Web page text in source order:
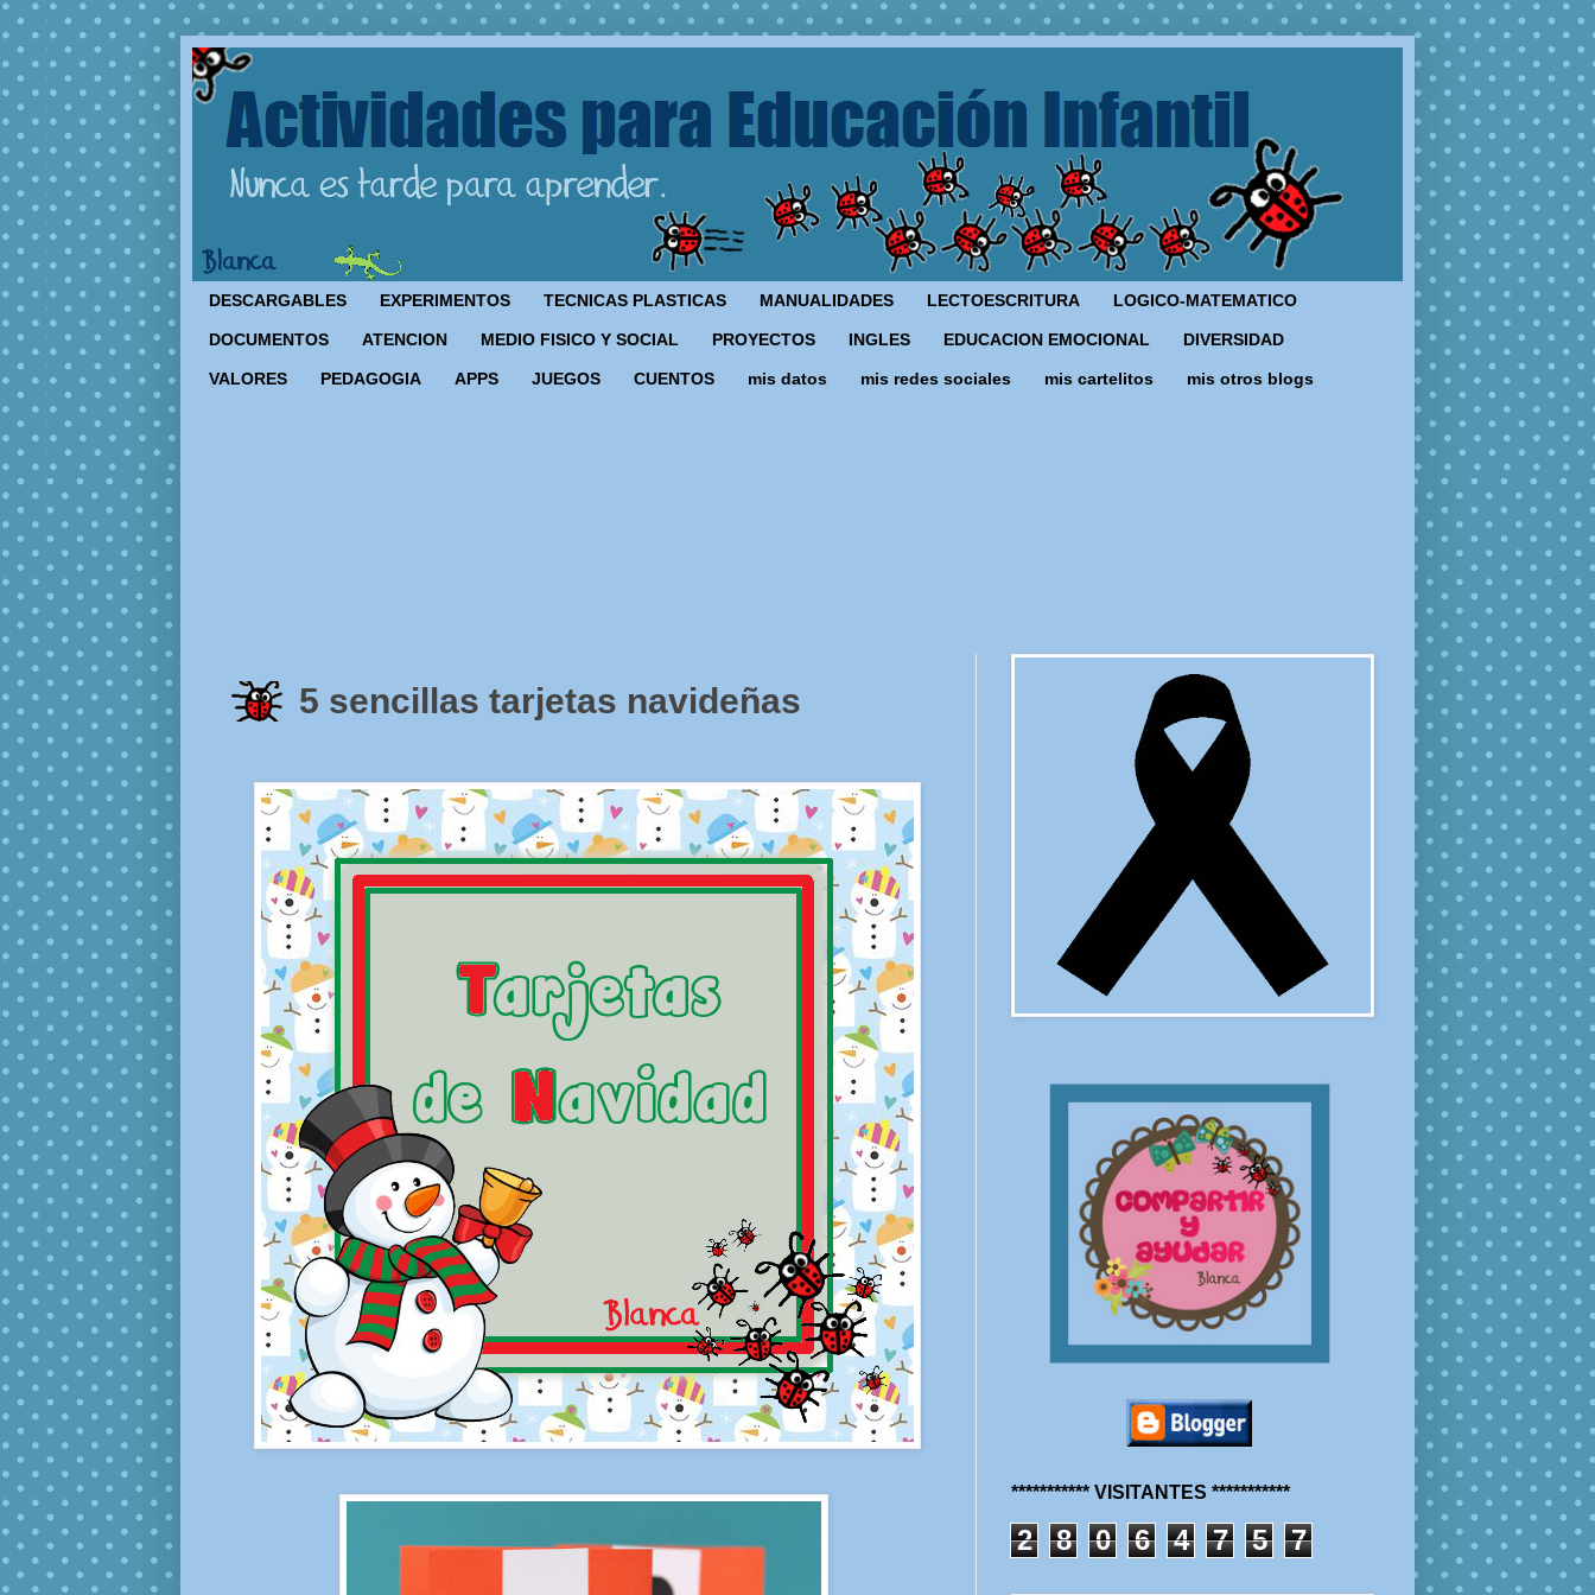
DESCARGABLES EXPERIMENTOS TECNICAS PLASTICAS MANUALIDADES LECTOESCRITURA LOGICO-MATEMATICO
DOCUMENTOS ATENCION MEDIO FISICO Y SOCIAL PROYECTOS INGLES EDUCACION EMOCIONAL DIVERSIDAD
VALORES PEDAGOGIA APPS JUEGOS CUENTOS mis datos mis redes sociales mis cartelitos mis otros blogs
5 sencillas tarjetas navideñas
*********** VISITANTES ***********
2 8 0 6 4 7 5 7